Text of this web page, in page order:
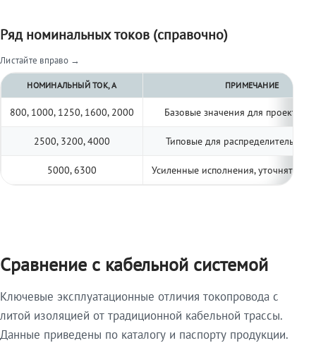
Ряд номинальных токов (справочно)
Листайте вправо →
НОМИНАЛЬНЫЙ ТОК, А ПРИМЕЧАНИЕ
800, 1000, 1250, 1600, 2000 Базовые значения для
2500, 3200, 4000 Типовые для распределительных
5000, 6300 Усиленные исполнения, уточнять по
Сравнение с кабельной системой
Ключевые эксплуатационные отличия токопровода с
литой изоляцией от традиционной кабельной трассы.
Данные приведены по каталогу и паспорту продукции.